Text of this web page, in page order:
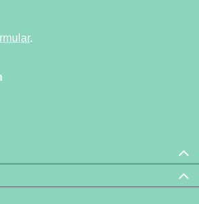
.
– öffnet in neuem Tab (externer
vorbei – öffnet in neuem Tab
Pinterest inspirieren – öffnet in neuem
auf X – öffnet in neuem Tab (externer